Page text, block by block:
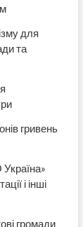
для
та
гривень
і інші
громади